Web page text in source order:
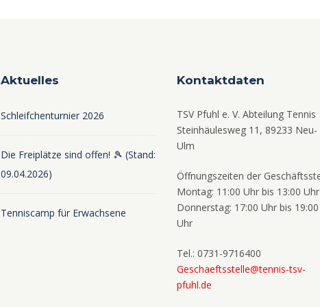
Aktuelles
Schleifchenturnier 2026
Die Freiplätze sind offen! 🎾 (Stand:
09.04.2026)
Tenniscamp für Erwachsene
Kontaktdaten
TSV Pfuhl e. V. Abteilung Tennis
Steinhäulesweg 11, 89233 Neu-
Ulm
Öffnungszeiten der
Montag: 11:00 Uhr bis 13:00 Uhr
Donnerstag: 17:00 Uhr bis 19:00
Uhr
Tel.: 0731-9716400
Geschaeftsstelle@tennis-tsv-
pfuhl.de